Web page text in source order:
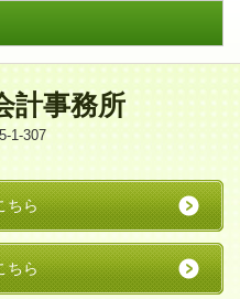
計事務所
1-307
ちら
ちら